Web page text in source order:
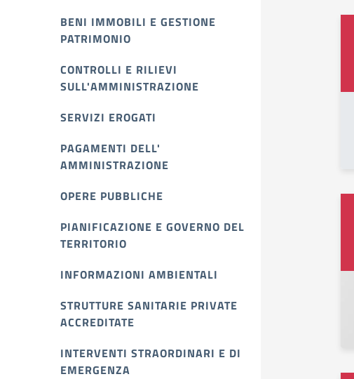
BENI IMMOBILI E GESTIONE
PATRIMONIO
CONTROLLI E RILIEVI
SULL'AMMINISTRAZIONE
SERVIZI EROGATI
PAGAMENTI DELL'
AMMINISTRAZIONE
OPERE PUBBLICHE
PIANIFICAZIONE E GOVERNO DEL
TERRITORIO
INFORMAZIONI AMBIENTALI
STRUTTURE SANITARIE PRIVATE
ACCREDITATE
INTERVENTI STRAORDINARI E DI
EMERGENZA